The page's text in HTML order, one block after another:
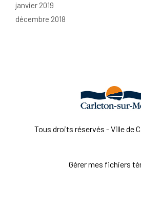
janvier 2019
décembre 2018
Tous droits réservés - Ville de
Gérer mes fichiers